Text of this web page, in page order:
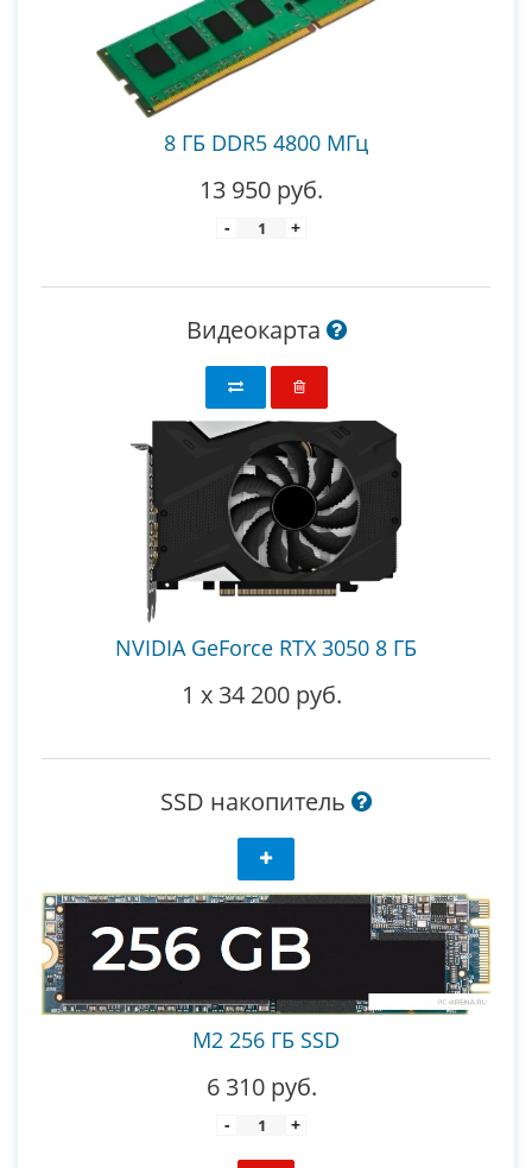
8 ГБ DDR5 4800 МГц
13 950 руб.
- +
Видеокарта
NVIDIA GeForce RTX 3050 8 ГБ
1 x 34 200 руб.
SSD накопитель
M2 256 ГБ SSD
6 310 руб.
- +